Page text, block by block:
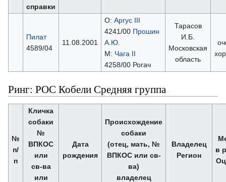
справки
Пилат
4589/04
11.08.2001
О: Аргус III
4241/00 Прошин
А.Ю.
М: Чага II
4258/00 Рогач
Тарасов
И.Б.
Московская
область
Ринг: РОС Кобели Средняя группа
№
п/
п
Кличка
собаки
№
ВПКОС
или
св-ва
или
Дата
рождения
Происхождение
собаки
(отец, мать, №
ВПКОС или св-
ва)
владелец
Владелец
Регион
в